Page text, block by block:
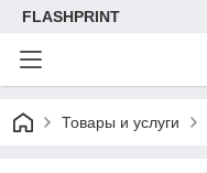
FLASHPRINT
Товары и услуги